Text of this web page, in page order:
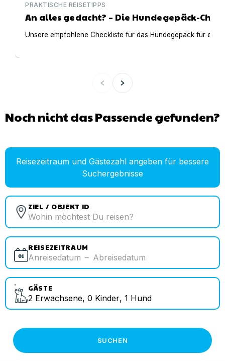
PRAKTISCHE REISETIPPS
An alles gedacht? – Die Hundegepäck-
Unsere empfohlene Checkliste für das Hundegepäck für
Noch nicht das Passende gefunden?
Reisezeitraum und Gästezahl angeben für bessere
Suchergebnisse
ZIEL / OBJEKT ID
REISEZEITRAUM
Anreisedatum – Abreisedatum
GÄSTE
2 Erwachsene, 0 Kinder, 1 Hund
SUCHEN